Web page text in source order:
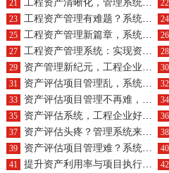
21 工程资产清晰化，管理系统助你赢未来！ 22
23 工程资产管理有难题？系统为你解忧！ 24
25 工程资产管理新篇章，系统引领智能化潮流！ 26
27 工程资产管理系统：实现资产透明化、高效化！ 28
29 资产管理新纪元，工程企业轻松应对挑战！ 30
31 资产评估项目管理乱，系统来理清！ 32
33 资产评估项目管理不再难，系统来助力！ 34
35 资产评估系统，工程企业好帮手！ 36
37 资产评估头疼？管理系统来解决！ 38
39 资产评估项目管理难？系统帮你忙！ 40
41 提升资产利用率与项目执行效率，资产管理公司项目管理系统为工程企业赋能! 42